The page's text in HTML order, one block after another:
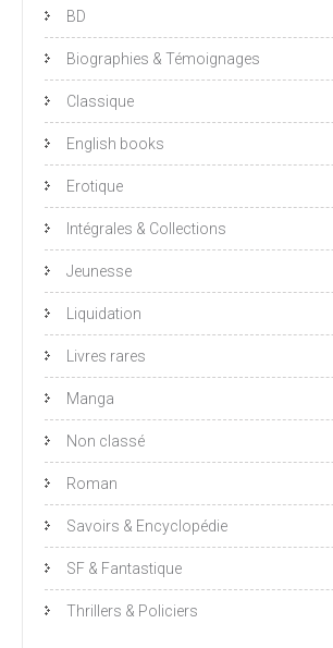
BD
Biographies & Témoignages
Classique
English books
Erotique
Intégrales & Collections
Jeunesse
Liquidation
Livres rares
Manga
Non classé
Roman
Savoirs & Encyclopédie
SF & Fantastique
Thrillers & Policiers